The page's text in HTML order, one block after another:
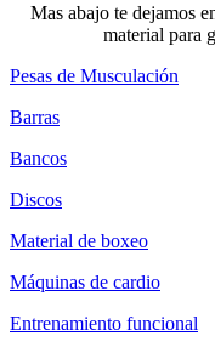
Mas abajo te dejamos
material para
Pesas de Musculación
Barras
Bancos
Discos
Material de boxeo
Máquinas de cardio
Entrenamiento funcional